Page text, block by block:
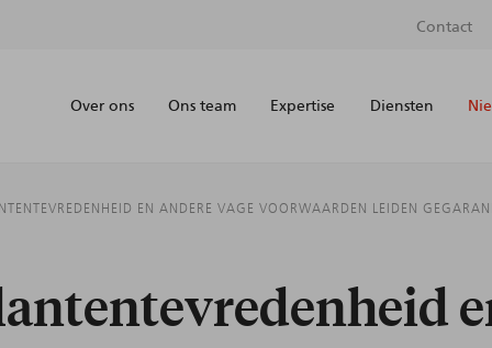
Contact
Over ons Ons team Expertise Diensten
EN ANDERE VAGE VOORWAARDEN LEIDEN